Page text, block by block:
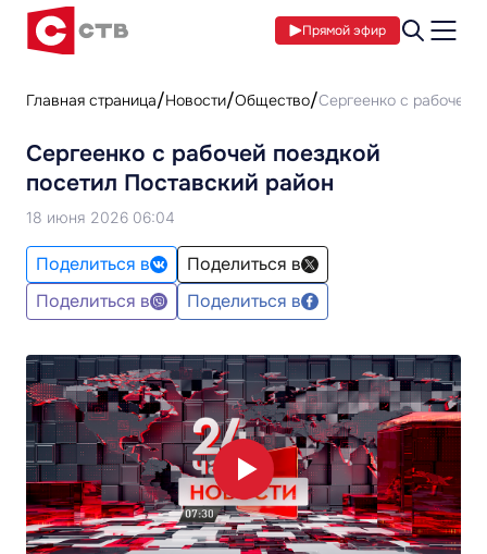
Прямой эфир
Главная страница Новости Общество Сергеенко с рабочей
Сергеенко с рабочей поездкой
посетил Поставский район
18 июня 2026 06:04
Поделиться в
Поделиться в
Поделиться в
Поделиться в